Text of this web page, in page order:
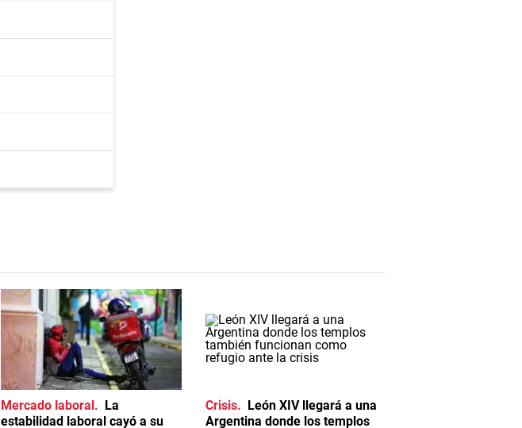
Mercado laboral
La
estabilidad laboral cayó a su
Crisis
León XIV llegará a una
Argentina donde los templos